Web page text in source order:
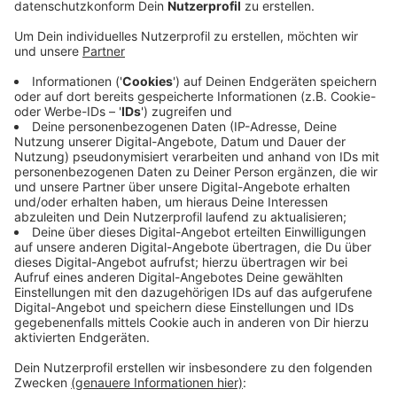
Anzeige
Sie sei mit den Studenten in Kontakt getreten und
habe dabei erfahren, dass die Mobilität von und zum
Bahnhof und in die Stadt in den Augen der Studenten
verbesserungswürdig sei. Die Politiker wollen jetzt die
Wupsi bitten, eine Radstation direkt am Campus zu
errichten. Das sei ein erster Schritt, um mehr
Verbindung vom Unicampus in die Stadtteile zu
schaffen. Auch weiterhin wolle man mit den
Studenten in Kontakt bleiben, um Leverkusen zu
einem attraktiven Studienort zu machen.
Anzeige